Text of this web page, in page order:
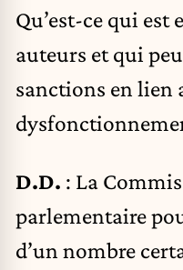
Qu’est-ce qui est
auteurs et qui
sanctions en lien
D.D. : La
parlementaire
d’un nombre